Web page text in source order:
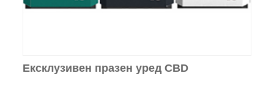
Ексклузивен празен уред CBD